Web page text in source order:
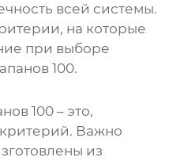
всей системы.
на которые
при выборе
100.
100 – это,
Важно
из